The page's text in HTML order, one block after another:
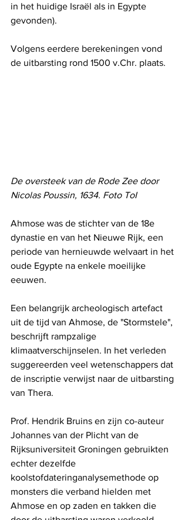
in het huidige Israël als in Egypte
gevonden).
Volgens eerdere berekeningen vond
de uitbarsting rond 1500 v.Chr. plaats.
De oversteek van de Rode Zee door
Nicolas Poussin, 1634. Foto ToI
Ahmose was de stichter van de 18e
dynastie en van het Nieuwe Rijk, een
periode van hernieuwde welvaart in het
oude Egypte na enkele moeilijke
eeuwen.
Een belangrijk archeologisch artefact
uit de tijd van Ahmose, de "Stormstele",
beschrijft rampzalige
klimaatverschijnselen. In het verleden
suggereerden veel wetenschappers dat
de inscriptie verwijst naar de uitbarsting
van Thera.
Prof. Hendrik Bruins en zijn co-auteur
Johannes van der Plicht van de
Rijksuniversiteit Groningen gebruikten
echter dezelfde
koolstofdateringanalysemethode op
monsters die verband hielden met
Ahmose en op zaden en takken die